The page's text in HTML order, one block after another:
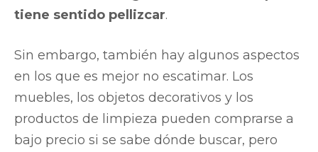
tiene sentido pellizcar.
Sin embargo, también hay algunos aspectos
en los que es mejor no escatimar. Los
muebles, los objetos decorativos y los
productos de limpieza pueden comprarse a
bajo precio si se sabe dónde buscar, pero